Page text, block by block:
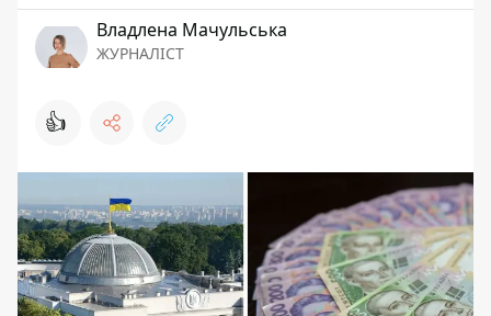
Владлена Мачульська
ЖУРНАЛІСТ
👍